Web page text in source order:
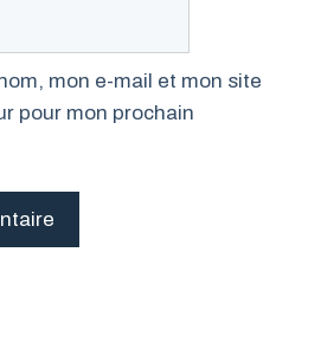
mon e-mail et mon site
pour mon prochain